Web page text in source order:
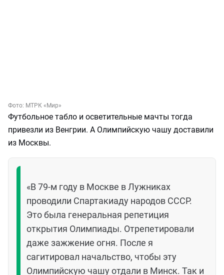
Фото: МТРК «Мир»
Футбольное табло и осветительные мачты тогда
привезли из Венгрии. А Олимпийскую чашу доставили
из Москвы.
«В 79-м году в Москве в Лужниках
проводили Спартакиаду народов СССР.
Это была генеральная репетиция
открытия Олимпиады. Отрепетировали
даже зажжение огня. После я
сагитировал начальство, чтобы эту
Олимпийскую чашу отдали в Минск. Так и